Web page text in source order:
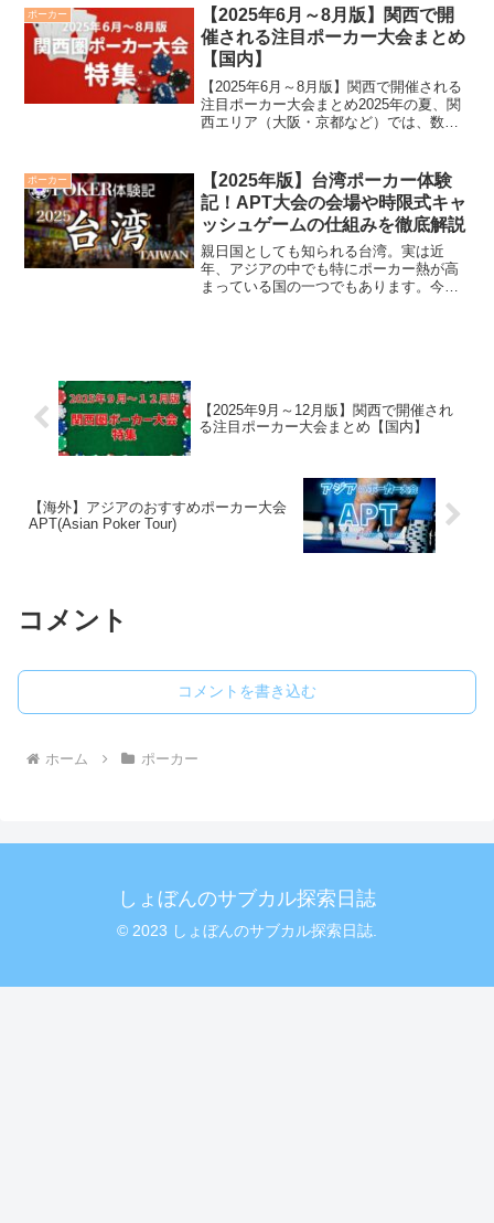
最初に配られる2枚の手札（ホールカー
ド）だけを見て行うアクシ...
ポーカー
【2025年6月～8月版】関西で開
催される注目ポーカー大会まとめ
【国内】
【2025年6月～8月版】関西で開催される
注目ポーカー大会まとめ2025年の夏、関
西エリア（大阪・京都など）では、数々
ナメントも充実しており、初心者から上
級者まで楽しめ...
ポーカー
【2025年版】台湾ポーカー体験
記！APT大会の会場や時限式キャ
ッシュゲームの仕組みを徹底解説
親日国としても知られる台湾。実は近
年、アジアの中でも特にポーカー熱が高
まっている国の一つでもあります。今回
【2025年9月～12月版】関西で開催され
る注目ポーカー大会まとめ【国内】
【海外】アジアのおすすめポーカー大会
APT(Asian Poker Tour)
コメント
コメントを書き込む
ホーム ポーカー
しょぼんのサブカル探索日誌
© 2023 しょぼんのサブカル探索日誌.